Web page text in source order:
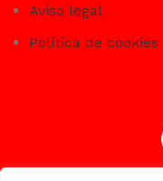
Aviso legal
Política de cookies